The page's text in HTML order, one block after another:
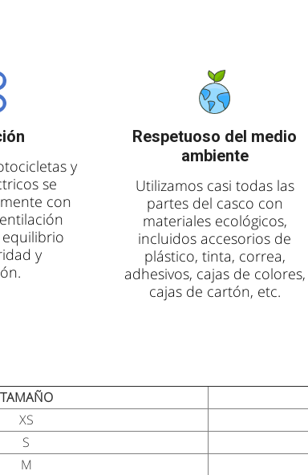
y
se
con
y
Respetuoso del medio
ambiente
Utilizamos casi todas las
partes del casco con
materiales ecológicos,
incluidos accesorios de
plástico, tinta, correa,
adhesivos, cajas de colores,
cajas de cartón, etc.
TAMAÑO
XS
S
M